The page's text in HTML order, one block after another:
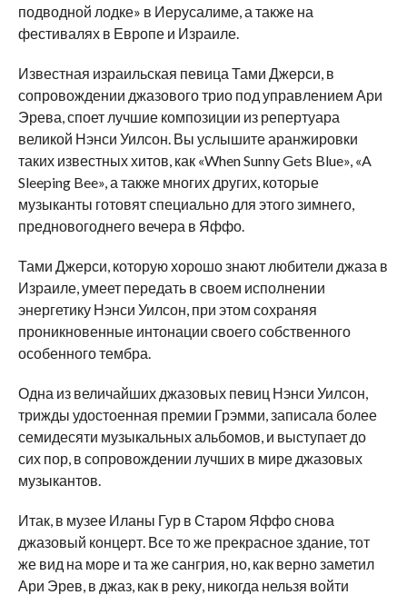
подводной лодке» в Иерусалиме, а также на
фестивалях в Европе и Израиле.
Известная израильская певица Тами Джерси, в
сопровождении джазового трио под управлением Ари
Эрева, споет лучшие композиции из репертуара
великой Нэнси Уилсон. Вы услышите аранжировки
таких известных хитов, как «When Sunny Gets Blue», «A
Sleeping Bee», а также многих других, которые
музыканты готовят специально для этого зимнего,
предновогоднего вечера в Яффо.
Тами Джерси, которую хорошо знают любители джаза в
Израиле, умеет передать в своем исполнении
энергетику Нэнси Уилсон, при этом сохраняя
проникновенные интонации своего собственного
особенного тембра.
Одна из величайших джазовых певиц Нэнси Уилсон,
трижды удостоенная премии Грэмми, записала более
семидесяти музыкальных альбомов, и выступает до
сих пор, в сопровождении лучших в мире джазовых
музыкантов.
Итак, в музее Иланы Гур в Старом Яффо снова
джазовый концерт. Все то же прекрасное здание, тот
же вид на море и та же сангрия, но, как верно заметил
Ари Эрев, в джаз, как в реку, никогда нельзя войти